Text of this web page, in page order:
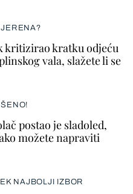
kritizirao kratku odjeću
vala, slažete li se
postao je sladoled,
možete napraviti
NAJBOLJI IZBOR